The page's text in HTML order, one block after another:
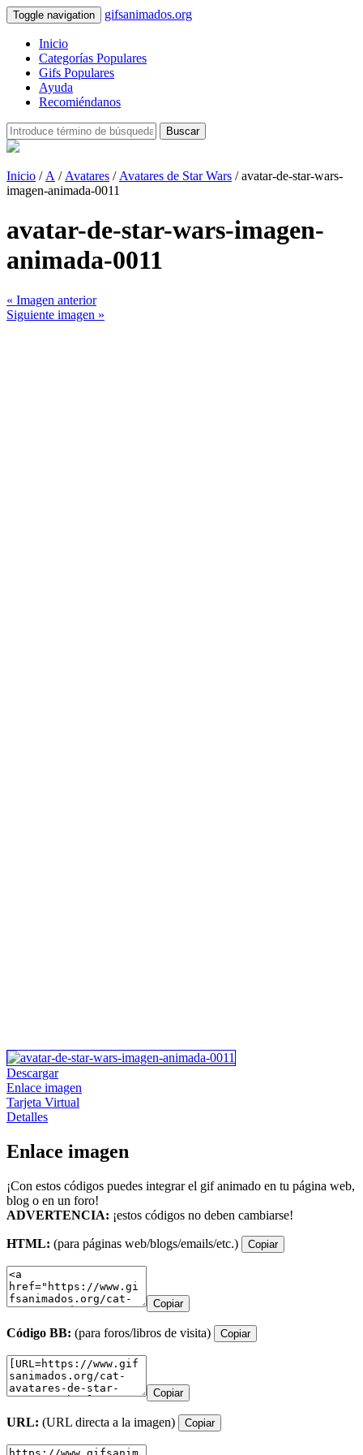
Toggle navigation gifsanimados.org
Inicio
Categorías Populares
Gifs Populares
Ayuda
Recomiéndanos
Buscar
Inicio / A / Avatares / Avatares de Star Wars / avatar-de-star-wars-
imagen-animada-0011
avatar-de-star-wars-imagen-
animada-0011
« Imagen anterior
Siguiente imagen »
Descargar
Enlace imagen
Tarjeta Virtual
Detalles
Enlace imagen
¡Con estos códigos puedes integrar el gif animado en tu página web,
blog o en un foro!
ADVERTENCIA: ¡estos códigos no deben cambiarse!
HTML: (para páginas web/blogs/emails/etc.) Copiar
Copiar
Código BB: (para foros/libros de visita) Copiar
Copiar
URL: (URL directa a la imagen) Copiar